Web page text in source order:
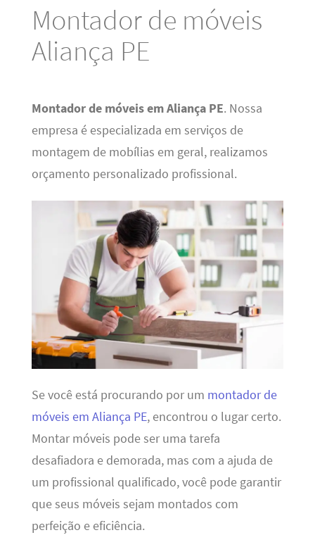
Montador de móveis
Aliança PE
Montador de móveis em Aliança PE. Nossa
empresa é especializada em serviços de
montagem de mobílias em geral, realizamos
orçamento personalizado profissional.
Se você está procurando por um montador de
móveis em Aliança PE, encontrou o lugar certo.
Montar móveis pode ser uma tarefa
desafiadora e demorada, mas com a ajuda de
um profissional qualificado, você pode garantir
que seus móveis sejam montados com
perfeição e eficiência.